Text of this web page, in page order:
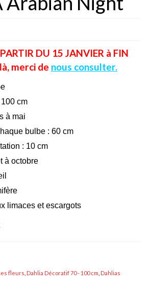
DU 15 JANVIER à FIN
merci de nous consulter.
cm
à mai
bulbe : 60 cm
: 10 cm
à octobre
limaces et escargots
fleurs Dahlia Décoratif 70 - 100 cm Dahlias